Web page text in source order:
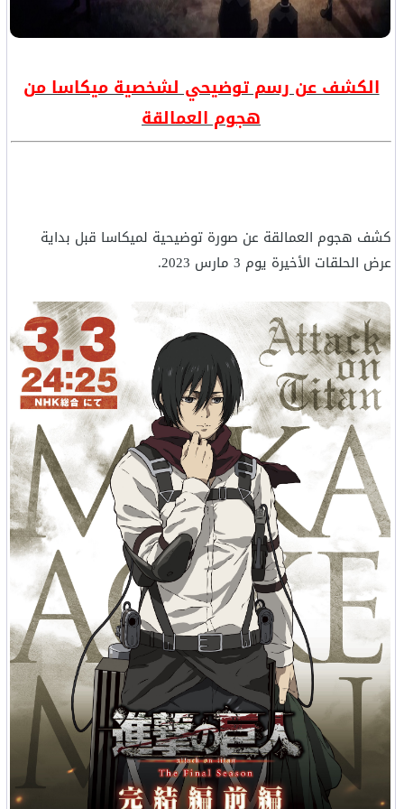
الكشف عن رسم توضيحي لشخصية ميكاسا من
هجوم العمالقة
كشف هجوم العمالقة عن صورة توضيحية لميكاسا قبل بداية
عرض الحلقات الأخيرة يوم 3 مارس 2023.